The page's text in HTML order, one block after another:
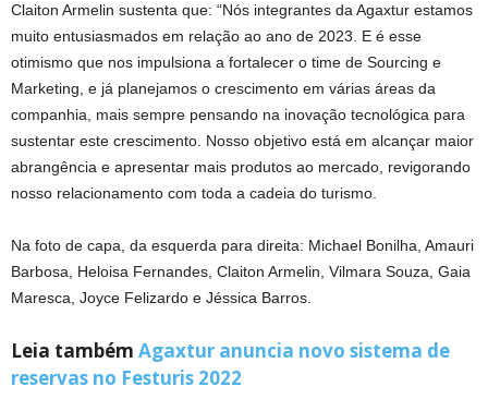
Claiton Armelin sustenta que: “Nós integrantes da Agaxtur estamos
muito entusiasmados em relação ao ano de 2023. E é esse
otimismo que nos impulsiona a fortalecer o time de Sourcing e
Marketing, e já planejamos o crescimento em várias áreas da
companhia, mais sempre pensando na inovação tecnológica para
sustentar este crescimento. Nosso objetivo está em alcançar maior
abrangência e apresentar mais produtos ao mercado, revigorando
nosso relacionamento com toda a cadeia do turismo.
Na foto de capa, da esquerda para direita: Michael Bonilha, Amauri
Barbosa, Heloisa Fernandes, Claiton Armelin, Vilmara Souza, Gaia
Maresca, Joyce Felizardo e Jéssica Barros.
Leia também Agaxtur anuncia novo sistema de
reservas no Festuris 2022